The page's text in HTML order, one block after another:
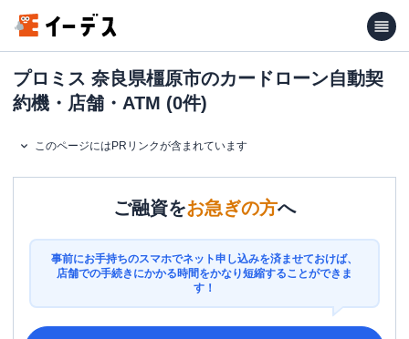
プロミス 奈良県橿原市のカードローン自動契
約機・店舗・ATM (0件)
このページにはPRリンクが含まれています
ご融資をお急ぎの方へ
事前にお手持ちのスマホでネット申し込みを済ませておけば、
店舗での手続きにかかる時間をかなり短縮することができま
す！